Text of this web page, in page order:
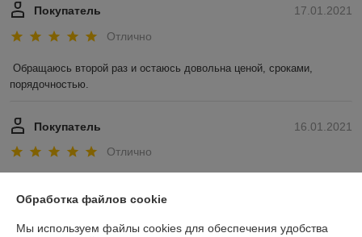
17.01.2021
Покупатель
Отлично
Обращаюсь второй раз и остаюсь довольна ценой, сроками,
порядочностью.
16.01.2021
Покупатель
Отлично
Обработка файлов cookie
Мы используем файлы cookies для обеспечения удобства